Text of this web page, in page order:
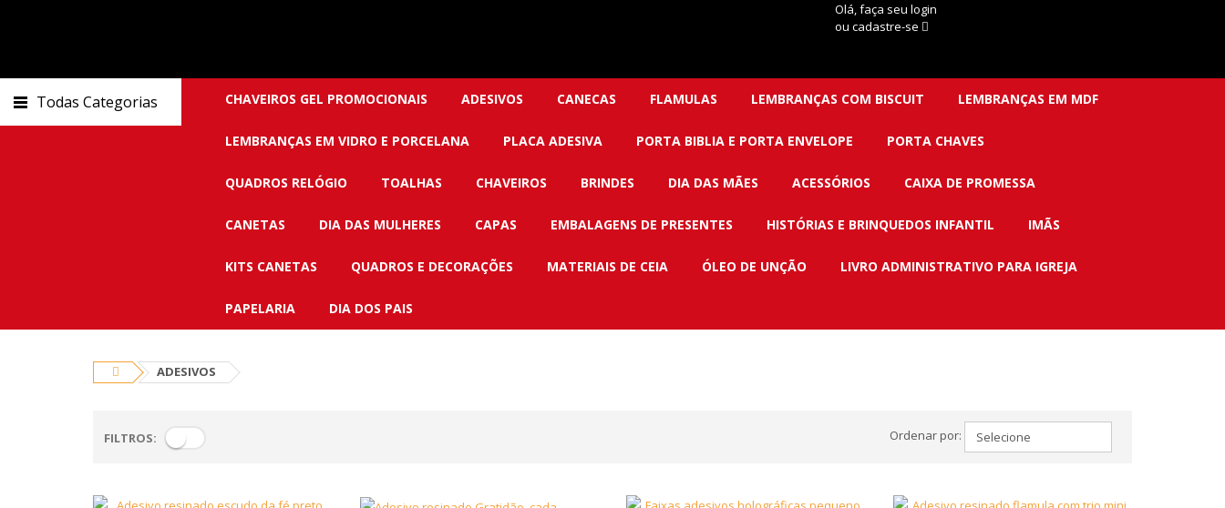
Olá, faça seu login
ou cadastre-se
Todas Categorias CHAVEIROS GEL PROMOCIONAIS ADESIVOS CANECAS FLAMULAS LEMBRANÇAS COM BISCUIT LEMBRANÇAS EM MDF
LEMBRANÇAS EM VIDRO E PORCELANA PLACA ADESIVA PORTA BIBLIA E PORTA ENVELOPE PORTA CHAVES
QUADROS RELÓGIO TOALHAS CHAVEIROS BRINDES DIA DAS MÃES ACESSÓRIOS CAIXA DE PROMESSA
CANETAS DIA DAS MULHERES CAPAS EMBALAGENS DE PRESENTES HISTÓRIAS E BRINQUEDOS INFANTIL IMÃS
KITS CANETAS QUADROS E DECORAÇÕES MATERIAIS DE CEIA ÓLEO DE UNÇÃO LIVRO ADMINISTRATIVO PARA IGREJA
PAPELARIA DIA DOS PAIS
ADESIVOS
FILTROS: Ordenar por: